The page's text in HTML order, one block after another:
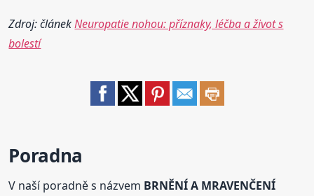
Zdroj: článekNeuropatie nohou: příznaky, léčba a život s
bolestí
Poradna
V naší poradně s názvem BRNĚNÍ A MRAVENČENÍ